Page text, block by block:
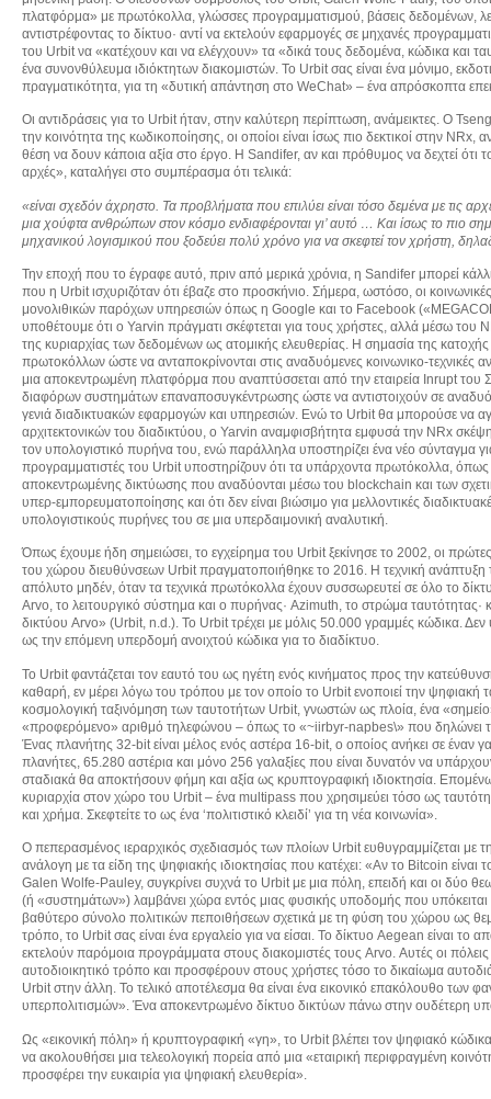
πλατφόρμα» με πρωτόκολλα, γλώσσες προγραμματισμού, βάσεις δεδομένων,
αντιστρέφοντας το δίκτυο· αντί να εκτελούν εφαρμογές σε μηχανές
του Urbit να «κατέχουν και να ελέγχουν» τα «δικά τους δεδομένα, κώδικα και
ένα συνονθύλευμα ιδιόκτητων διακομιστών. Το Urbit σας είναι ένα μόνιμο,
πραγματικότητα, για τη «δυτική απάντηση στο WeChat» – ένα απρόσκοπτα
Οι αντιδράσεις για το Urbit ήταν, στην καλύτερη περίπτωση, ανάμεικτες. Ο
την κοινότητα της κωδικοποίησης, οι οποίοι είναι ίσως πιο δεκτικοί στην NRx,
θέση να δουν κάποια αξία στο έργο. Η Sandifer, αν και πρόθυμος να δεχτεί ότι
αρχές», καταλήγει στο συμπέρασμα ότι τελικά:
«είναι σχεδόν άχρηστο. Τα προβλήματα που επιλύει είναι τόσο δεμένα με τις
μια χούφτα ανθρώπων στον κόσμο ενδιαφέρονται γι’ αυτό … Και ίσως το πιο
μηχανικού λογισμικού που ξοδεύει πολύ χρόνο για να σκεφτεί τον χρήστη,
Την εποχή που το έγραφε αυτό, πριν από μερικά χρόνια, η Sandifer μπορεί
που η Urbit ισχυριζόταν ότι έβαζε στο προσκήνιο. Σήμερα, ωστόσο, οι
μονολιθικών παρόχων υπηρεσιών όπως η Google και το Facebook
υποθέτουμε ότι ο Yarvin πράγματι σκέφτεται για τους χρήστες, αλλά μέσω του
της κυριαρχίας των δεδομένων ως ατομικής ελευθερίας. Η σημασία της
πρωτοκόλλων ώστε να ανταποκρίνονται στις αναδυόμενες κοινωνικο-
μια αποκεντρωμένη πλατφόρμα που αναπτύσσεται από την εταιρεία Inrupt του
διαφόρων συστημάτων επαναποσυγκέντρωσης ώστε να αντιστοιχούν σε
γενιά διαδικτυακών εφαρμογών και υπηρεσιών. Ενώ το Urbit θα μπορούσε
αρχιτεκτονικών του διαδικτύου, ο Yarvin αναμφισβήτητα εμφυσά την NRx
τον υπολογιστικό πυρήνα του, ενώ παράλληλα υποστηρίζει ένα νέο σύνταγμα
προγραμματιστές του Urbit υποστηρίζουν ότι τα υπάρχοντα πρωτόκολλα, όπως
αποκεντρωμένης δικτύωσης που αναδύονται μέσω του blockchain και των
υπερ-εμπορευματοποίησης και ότι δεν είναι βιώσιμο για μελλοντικές
υπολογιστικούς πυρήνες του σε μια υπερδαιμονική αναλυτική.
Όπως έχουμε ήδη σημειώσει, το εγχείρημα του Urbit ξεκίνησε το 2002, οι
του χώρου διευθύνσεων Urbit πραγματοποιήθηκε το 2016. Η τεχνική ανάπτυξη
απόλυτο μηδέν, όταν τα τεχνικά πρωτόκολλα έχουν συσσωρευτεί σε όλο το
Arvo, το λειτουργικό σύστημα και ο πυρήνας· Azimuth, το στρώμα
δικτύου Arvo» (Urbit, n.d.). Το Urbit τρέχει με μόλις 50.000 γραμμές κώδικα.
ως την επόμενη υπερδομή ανοιχτού κώδικα για το διαδίκτυο.
Το Urbit φαντάζεται τον εαυτό του ως ηγέτη ενός κινήματος προς την
καθαρή, εν μέρει λόγω του τρόπου με τον οποίο το Urbit ενοποιεί την ψηφιακή
κοσμολογική ταξινόμηση των ταυτοτήτων Urbit, γνωστών ως πλοία, ένα
«προφερόμενο» αριθμό τηλεφώνου – όπως το «~iirbyr-napbes\» που δηλώνει
Ένας πλανήτης 32-bit είναι μέλος ενός αστέρα 16-bit, ο οποίος ανήκει σε έναν
πλανήτες, 65.280 αστέρια και μόνο 256 γαλαξίες που είναι δυνατόν να
σταδιακά θα αποκτήσουν φήμη και αξία ως κρυπτογραφική ιδιοκτησία.
κυριαρχία στον χώρο του Urbit – ένα multipass που χρησιμεύει τόσο ως
και χρήμα. Σκεφτείτε το ως ένα ‘πολιτιστικό κλειδί’ για τη νέα κοινωνία».
Ο πεπερασμένος ιεραρχικός σχεδιασμός των πλοίων Urbit ευθυγραμμίζεται με
ανάλογη με τα είδη της ψηφιακής ιδιοκτησίας που κατέχει: «Αν το Bitcoin
Galen Wolfe-Pauley, συγκρίνει συχνά το Urbit με μια πόλη, επειδή και οι δύο
(ή «συστημάτων») λαμβάνει χώρα εντός μιας φυσικής υποδομής που
βαθύτερο σύνολο πολιτικών πεποιθήσεων σχετικά με τη φύση του χώρου ως
τρόπο, το Urbit σας είναι ένα εργαλείο για να είσαι. Το δίκτυο Aegean είναι
εκτελούν παρόμοια προγράμματα στους διακομιστές τους Arvo. Αυτές οι
αυτοδιοικητικό τρόπο και προσφέρουν στους χρήστες τόσο το δικαίωμα
Urbit στην άλλη. Το τελικό αποτέλεσμα θα είναι ένα εικονικό επακόλουθο
υπερπολιτισμών». Ένα αποκεντρωμένο δίκτυο δικτύων πάνω στην ουδέτερη
Ως «εικονική πόλη» ή κρυπτογραφική «γη», το Urbit βλέπει τον ψηφιακό
να ακολουθήσει μια τελεολογική πορεία από μια «εταιρική περιφραγμένη
προσφέρει την ευκαιρία για ψηφιακή ελευθερία».